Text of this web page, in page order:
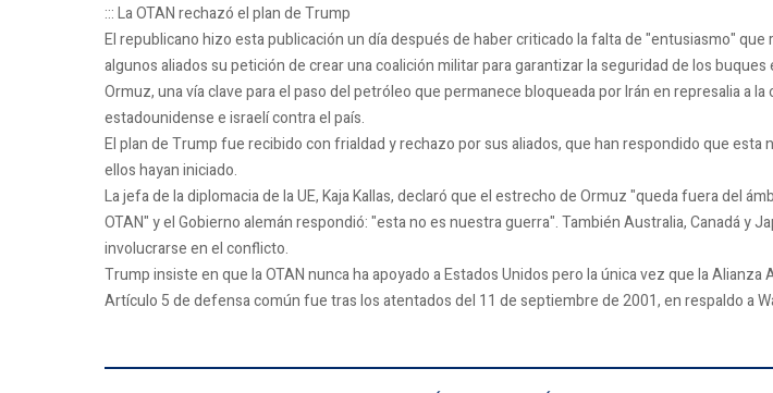
::: La OTAN rechazó el plan de Trump
El republicano hizo esta publicación un día después de haber criticado la falta de "entusiasmo" que
algunos aliados su petición de crear una coalición militar para garantizar la seguridad de los
Ormuz, una vía clave para el paso del petróleo que permanece bloqueada por Irán en represalia a la
estadounidense e israelí contra el país.
El plan de Trump fue recibido con frialdad y rechazo por sus aliados, que han respondido que esta
ellos hayan iniciado.
La jefa de la diplomacia de la UE, Kaja Kallas, declaró que el estrecho de Ormuz "queda fuera del
OTAN" y el Gobierno alemán respondió: "esta no es nuestra guerra". También Australia, Canadá y
involucrarse en el conflicto.
Trump insiste en que la OTAN nunca ha apoyado a Estados Unidos pero la única vez que la Alianza
Artículo 5 de defensa común fue tras los atentados del 11 de septiembre de 2001, en respaldo a